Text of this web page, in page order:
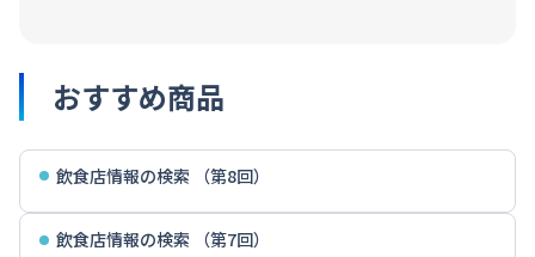
おすすめ商品
飲食店情報の検索 （第8回）
飲食店情報の検索 （第7回）